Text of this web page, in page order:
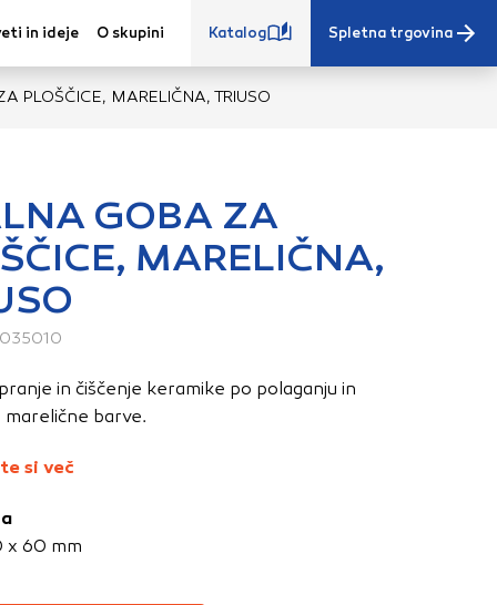
in ideje O skupini Katalog Spletna trgovina
PLOŠČICE, MARELIČNA, TRIUSO
GOBA ZA
MARELIČNA,
in čiščenje keramike po polaganju in
marelične barve.
si več
x 60 mm
vašega
nastavitve,
Klikajte
Blokiranje
izklopiti.